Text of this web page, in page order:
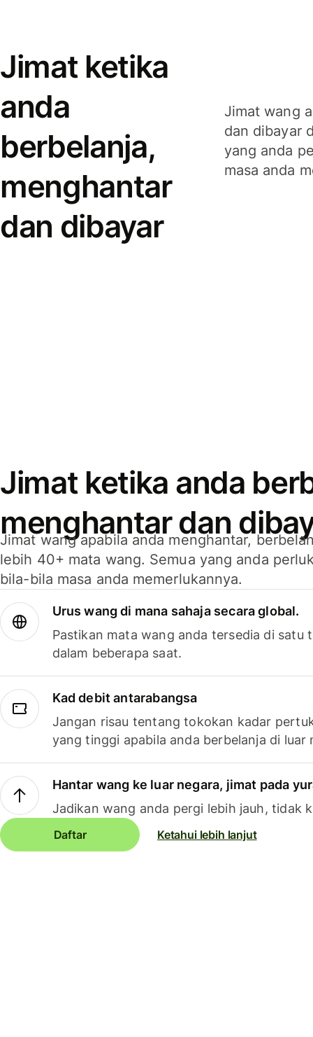
Jimat ketika
anda
berbelanja,
menghantar
dan dibayar
Jimat wang
dan dibayar
yang anda
masa anda
Jimat ketika anda
menghantar dan
Jimat wang apabila anda menghantar,
lebih 40+ mata wang. Semua yang anda
bila-bila masa anda memerlukannya.
Urus wang di mana sahaja secara global.
Pastikan mata wang anda tersedia di satu
dalam beberapa saat.
Kad debit antarabangsa
Jangan risau tentang tokokan kadar
yang tinggi apabila anda berbelanja di luar
Hantar wang ke luar negara, jimat pada
Jadikan wang anda pergi lebih jauh, tidak
Daftar Ketahui lebih lanjut